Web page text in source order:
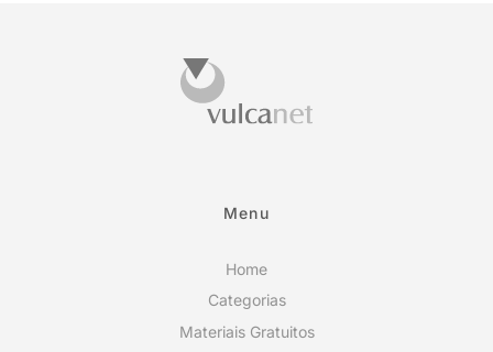
Menu
Home
Categorias
Materiais Gratuitos